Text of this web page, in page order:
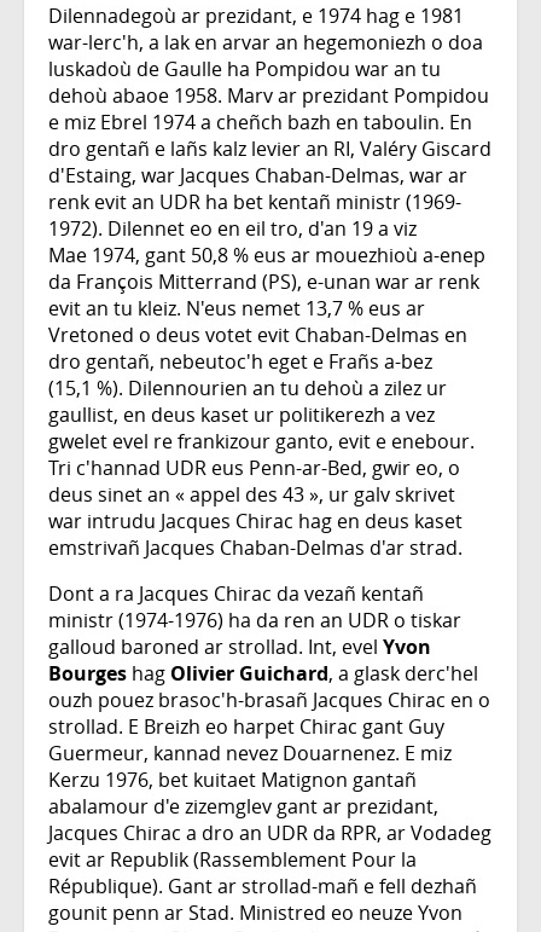
Dilennadegoù ar prezidant, e 1974 hag e 1981
war-lerc'h, a lak en arvar an hegemoniezh o doa
luskadoù de Gaulle ha Pompidou war an tu
dehoù abaoe 1958. Marv ar prezidant Pompidou
e miz Ebrel 1974 a cheñch bazh en taboulin. En
dro gentañ e lañs kalz levier an RI, Valéry Giscard
d'Estaing, war Jacques Chaban-Delmas, war ar
renk evit an UDR ha bet kentañ ministr (1969-
1972). Dilennet eo en eil tro, d'an 19 a viz
Mae 1974, gant 50,8 % eus ar mouezhioù a-enep
da François Mitterrand (PS), e-unan war ar renk
evit an tu kleiz. N'eus nemet 13,7 % eus ar
Vretoned o deus votet evit Chaban-Delmas en
dro gentañ, nebeutoc'h eget e Frañs a-bez
(15,1 %). Dilennourien an tu dehoù a zilez ur
gaullist, en deus kaset ur politikerezh a vez
gwelet evel re frankizour ganto, evit e enebour.
Tri c'hannad UDR eus Penn-ar-Bed, gwir eo, o
deus sinet an « appel des 43 », ur galv skrivet
war intrudu Jacques Chirac hag en deus kaset
emstrivañ Jacques Chaban-Delmas d'ar strad.
Dont a ra Jacques Chirac da vezañ kentañ
ministr (1974-1976) ha da ren an UDR o tiskar
galloud baroned ar strollad. Int, evel Yvon
Bourges hag Olivier Guichard, a glask derc'hel
ouzh pouez brasoc'h-brasañ Jacques Chirac en o
strollad. E Breizh eo harpet Chirac gant Guy
Guermeur, kannad nevez Douarnenez. E miz
Kerzu 1976, bet kuitaet Matignon gantañ
abalamour d'e zizemglev gant ar prezidant,
Jacques Chirac a dro an UDR da RPR, ar Vodadeg
evit ar Republik (Rassemblement Pour la
République). Gant ar strollad-mañ e fell dezhañ
gounit penn ar Stad. Ministred eo neuze Yvon